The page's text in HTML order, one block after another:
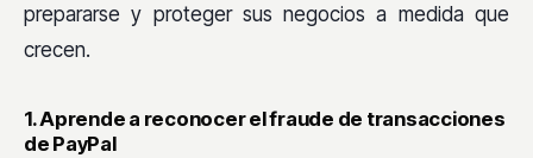
prepararse y proteger sus negocios a medida que
crecen.
1. Aprende a reconocer el fraude de transacciones
de PayPal